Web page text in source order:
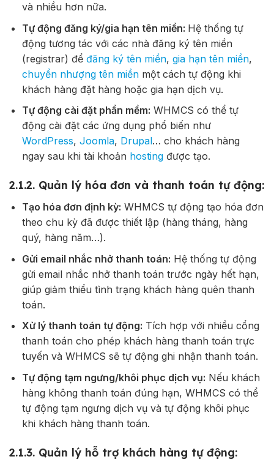
và nhiều hơn nữa.
Tự động đăng ký/gia hạn tên miền: Hệ thống tự
động tương tác với các nhà đăng ký tên miền
(registrar) để đăng ký tên miền, gia hạn tên miền,
chuyển nhượng tên miềnmột cách tự động khi
khách hàng đặt hàng hoặc gia hạn dịch vụ.
Tự động cài đặt phần mềm: WHMCS có thể tự
động cài đặt các ứng dụng phổ biến như
WordPress, Joomla, Drupal… cho khách hàng
ngay sau khi tài khoản hostingđược tạo.
2.1.2. Quản lý hóa đơn và thanh toán tự động:
Tạo hóa đơn định kỳ: WHMCS tự động tạo hóa đơn
theo chu kỳ đã được thiết lập (hàng tháng, hàng
quý, hàng năm…).
Gửi email nhắc nhở thanh toán: Hệ thống tự động
gửi email nhắc nhở thanh toán trước ngày hết hạn,
giúp giảm thiểu tình trạng khách hàng quên thanh
toán.
Xử lý thanh toán tự động: Tích hợp với nhiều cổng
thanh toán cho phép khách hàng thanh toán trực
tuyến và WHMCS sẽ tự động ghi nhận thanh toán.
Tự động tạm ngưng/khôi phục dịch vụ: Nếu khách
hàng không thanh toán đúng hạn, WHMCS có thể
tự động tạm ngưng dịch vụ và tự động khôi phục
khi khách hàng thanh toán.
2.1.3. Quản lý hỗ trợ khách hàng tự động: